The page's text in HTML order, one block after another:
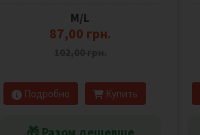
M/L
87,00 грн.
Подробно Купить
🎁 Разом дешевше